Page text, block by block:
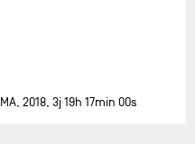
2018, 3j 19h 17min 00s